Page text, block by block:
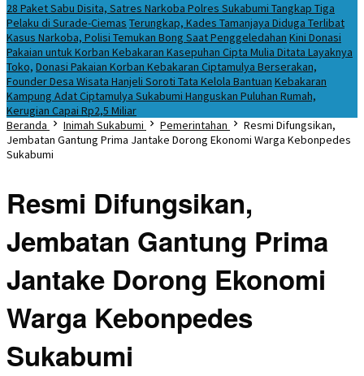
28 Paket Sabu Disita, Satres Narkoba Polres Sukabumi Tangkap Tiga
Pelaku di Surade-Ciemas Terungkap, Kades Tamanjaya Diduga Terlibat
Kasus Narkoba, Polisi Temukan Bong Saat Penggeledahan Kini Donasi
Pakaian untuk Korban Kebakaran Kasepuhan Cipta Mulia Ditata Layaknya
Toko, Donasi Pakaian Korban Kebakaran Ciptamulya Berserakan,
Founder Desa Wisata Hanjeli Soroti Tata Kelola Bantuan Kebakaran
Kampung Adat Ciptamulya Sukabumi Hanguskan Puluhan Rumah,
Kerugian Capai Rp2,5 Miliar
Beranda
Inimah Sukabumi Pemerintahan
Resmi Difungsikan,
Jembatan Gantung Prima Jantake Dorong Ekonomi Warga Kebonpedes
Sukabumi
Resmi Difungsikan,
Jembatan Gantung Prima
Jantake Dorong Ekonomi
Warga Kebonpedes
Sukabumi